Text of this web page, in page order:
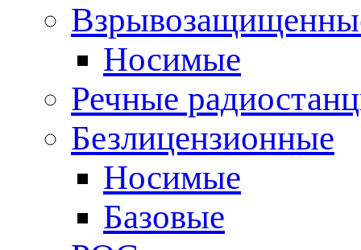
Носимые
Речные
Безлицензионные
Носимые
Базовые